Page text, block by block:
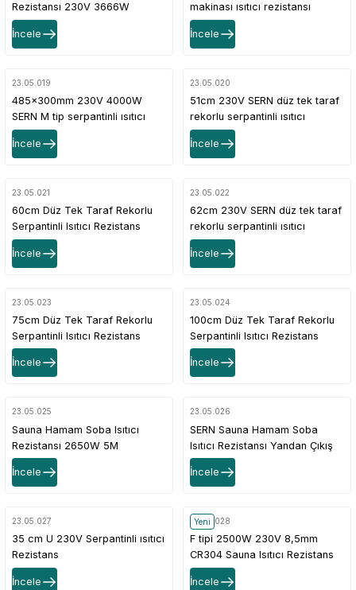
Rezistansı 230V 3666W
İncele
makinası ısıtıcı rezistansı
İncele
23.05.019
485x300mm 230V 4000W
SERN M tip serpantinli ısıtıcı
rezistans R6020 CR304
İncele
23.05.020
51cm 230V SERN düz tek taraf
rekorlu serpantinli ısıtıcı
rezistans
İncele
23.05.021
60cm Düz Tek Taraf Rekorlu
Serpantinli Isıtıcı Rezistans
İncele
23.05.022
62cm 230V SERN düz tek taraf
rekorlu serpantinli ısıtıcı
rezistans
İncele
23.05.023
75cm Düz Tek Taraf Rekorlu
Serpantinli Isıtıcı Rezistans
İncele
23.05.024
100cm Düz Tek Taraf Rekorlu
Serpantinli Isıtıcı Rezistans
İncele
23.05.025
Sauna Hamam Soba Isıtıcı
Rezistansı 2650W 5M
İncele
23.05.026
SERN Sauna Hamam Soba
Isıtıcı Rezistansı Yandan Çıkış
CR304 2650W 230V
İncele
23.05.027
35 cm U 230V Serpantinli ısıtıcı
Rezistans
İncele
Yeni
23.05.028
F tipi 2500W 230V 8,5mm
CR304 Sauna Isıtıcı Rezistans
İncele